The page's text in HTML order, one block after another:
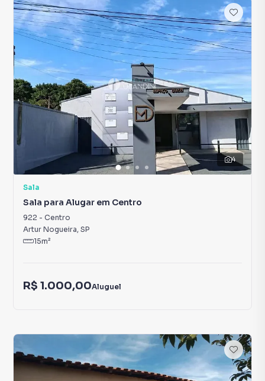
4
Sala
Sala para Alugar em Centro
922 - Centro
Artur Nogueira, SP
15m²
R$ 1.000,00Aluguel